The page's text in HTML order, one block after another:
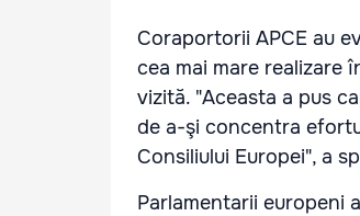
Coraportorii APCE au
cea mai mare realizare
vizită. "Aceasta a pus
de a-şi concentra
Consiliului Europei", a
Parlamentarii europeni